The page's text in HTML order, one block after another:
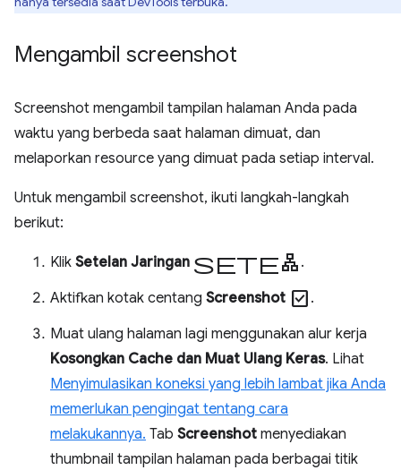
Mengambil screenshot
Screenshot mengambil tampilan halaman Anda pada
waktu yang berbeda saat halaman dimuat, dan
melaporkan resource yang dimuat pada setiap interval.
Untuk mengambil screenshot, ikuti langkah-langkah
berikut:
Klik Setelan Jaringan setelan .
Aktifkan kotak centang Screenshot check_box .
Muat ulang halaman lagi menggunakan alur kerja
Kosongkan Cache dan Muat Ulang Keras. Lihat
Menyimulasikan koneksi yang lebih lambat jika Anda
memerlukan pengingat tentang cara
melakukannya. Tab Screenshot menyediakan
thumbnail tampilan halaman pada berbagai titik